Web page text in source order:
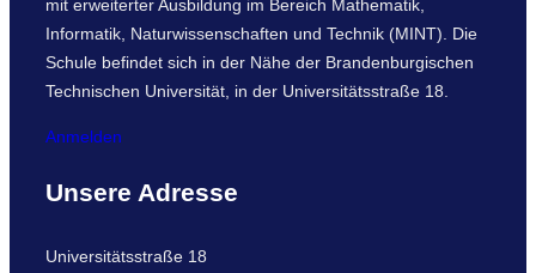
mit erweiterter Ausbildung im Bereich Mathematik,
Informatik, Naturwissenschaften und Technik (MINT). Die
Schule befindet sich in der Nähe der Brandenburgischen
Technischen Universität, in der Universitätsstraße 18.
Anmelden
Unsere Adresse
Universitätsstraße 18